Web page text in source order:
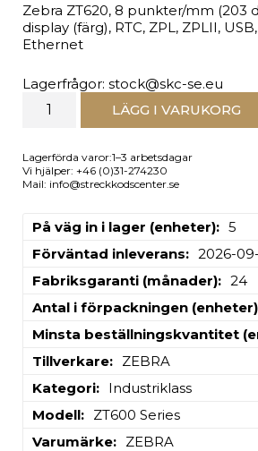
Zebra ZT620, 8 punkter/mm (203
display (färg), RTC, ZPL, ZPLII,
Ethernet
Lagerfrågor: stock@skc-se.eu
LÄGG I VARUKORG
Lagerförda varor:1–3 arbetsdagar
Vi hjälper: +46 (0)31-274230
Mail: info@streckkodscenter.se
På väg in i lager (enheter)
5
Förväntad inleverans
2026-
Fabriksgaranti (månader)
24
Antal i förpackningen (enheter)
Minsta beställningskvantitet
Tillverkare
ZEBRA
Kategori
Industriklass
Modell
ZT600 Series
Varumärke
ZEBRA